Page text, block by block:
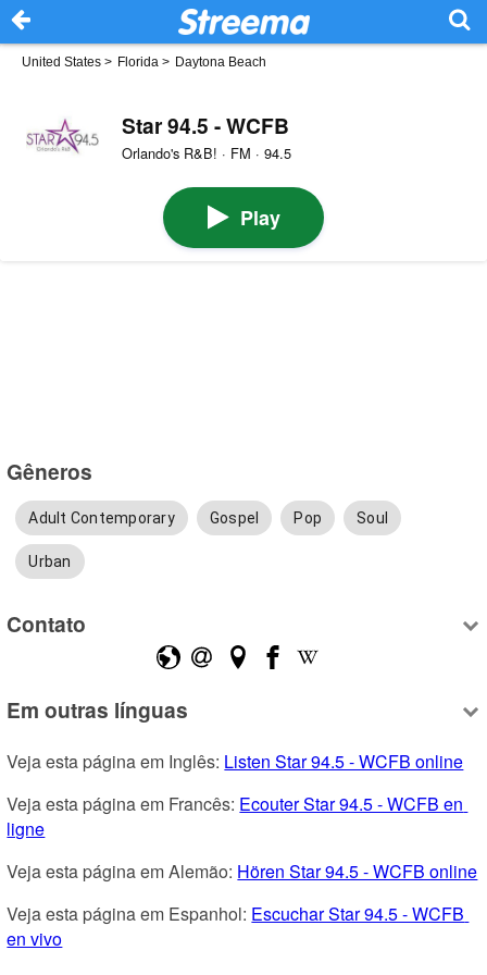
United States > Florida > Daytona Beach
Star 94.5 - WCFB
Orlando's R&B! · FM · 94.5
Play
Gêneros
Adult Contemporary Gospel Pop Soul
Urban
Contato
Em outras línguas
Veja esta página em Inglês: Listen Star 94.5 - WCFB online
Veja esta página em Francês: Ecouter Star 94.5 - WCFB en
ligne
Veja esta página em Alemão: Hören Star 94.5 - WCFB online
Veja esta página em Espanhol: Escuchar Star 94.5 - WCFB
en vivo